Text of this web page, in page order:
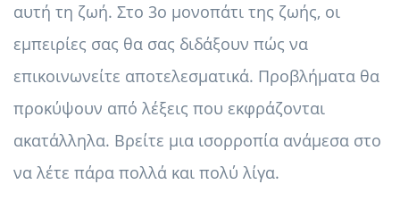
αυτή τη ζωή. Στο 3ο μονοπάτι της ζωής, οι
εμπειρίες σας θα σας διδάξουν πώς να
επικοινωνείτε αποτελεσματικά. Προβλήματα θα
προκύψουν από λέξεις που εκφράζονται
ακατάλληλα. Βρείτε μια ισορροπία ανάμεσα στο
να λέτε πάρα πολλά και πολύ λίγα.